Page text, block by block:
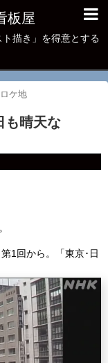
板屋
ト描き」を得意とする
ケ地
も晴天な
1回から。「東京･日